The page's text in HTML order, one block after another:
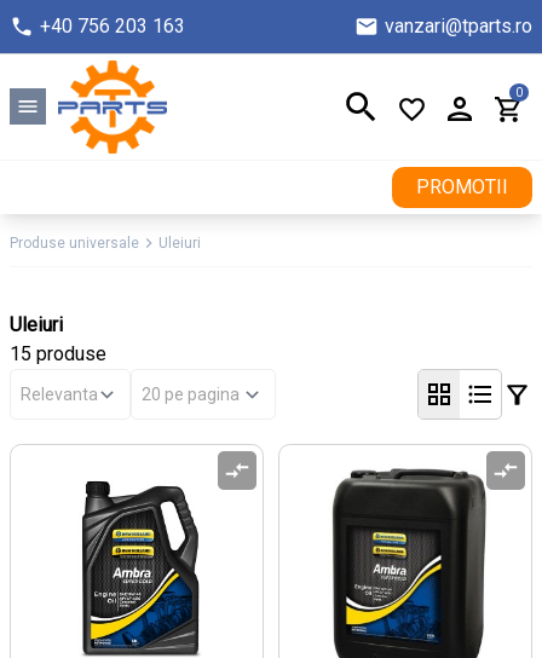
+40 756 203 163 vanzari@tparts.ro
0
PROMOTII
Produse universale Uleiuri
Uleiuri
15 produse